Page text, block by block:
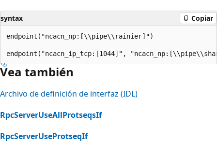
syntax Copiar
endpoint("ncacn_np:[\\pipe\\rainier]")
Vea también
Archivo de definición de interfaz (IDL)
RpcServerUseAllProtseqsIf
RpcServerUseProtseqIf